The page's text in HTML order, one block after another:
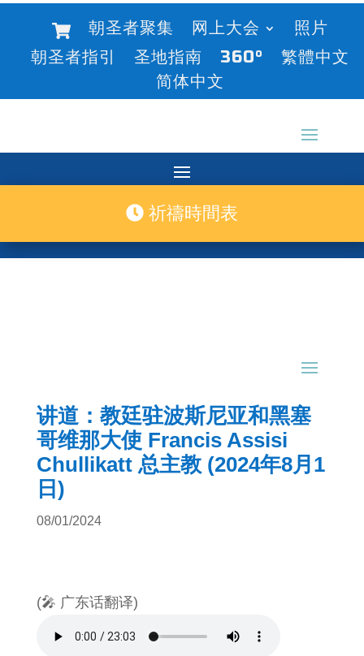
朝圣者聚集 网上大会
照片
朝圣者指引
圣地指南 360°
繁體中文
简体中文
祈禱時間表
讲道：教廷驻波斯尼亚和黑塞
哥维那大使 Francis Assisi
Chullikatt 总主教 (2024年8月1
日)
08/01/2024
(🎤 广东话翻译)